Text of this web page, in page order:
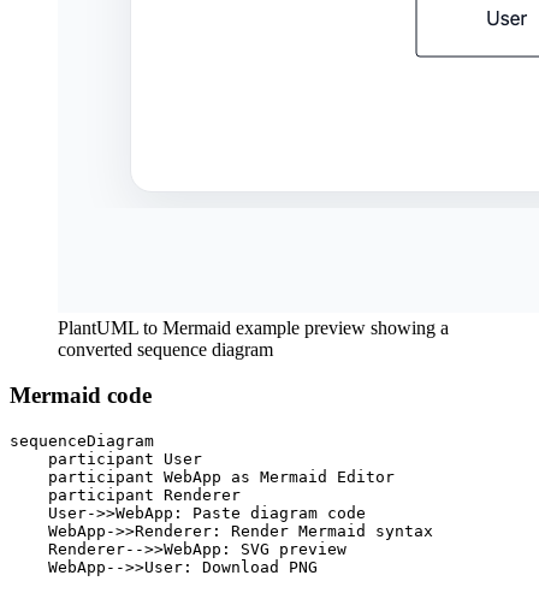
PlantUML to Mermaid example preview showing a
converted sequence diagram
Mermaid code
sequenceDiagram
    participant User
    participant WebApp as Mermaid Editor
    participant Renderer
    User->>WebApp: Paste diagram code
    WebApp->>Renderer: Render Mermaid syntax
    Renderer-->>WebApp: SVG preview
    WebApp-->>User: Download PNG